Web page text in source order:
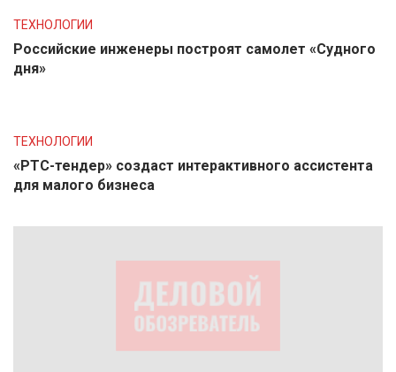
ТЕХНОЛОГИИ
Российские инженеры построят самолет «Судного
дня»
ТЕХНОЛОГИИ
«РТС-тендер» создаст интерактивного ассистента
для малого бизнеса